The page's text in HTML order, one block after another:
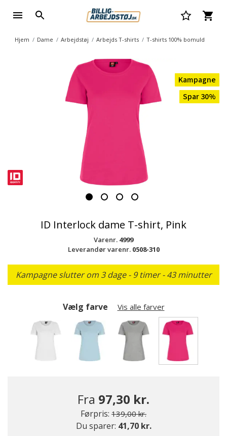
Hjem Dame Arbejdstøj Arbejds T-shirts T-shirts 100% bomuld
Kampagne
Spar 30%
ID Interlock dame T-shirt, Pink
Varenr. 4999
Leverandør varenr. 0508-310
Kampagne slutter om 3 dage - 9 timer - 43 minutter
Vælg farve Vis alle farver
Fra 97,30 kr.
Førpris: Pris nedsat fra
139,00 kr.til
Du sparer: 41,70 kr.